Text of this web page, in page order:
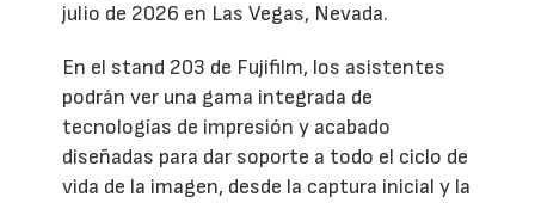
julio de 2026 en Las Vegas, Nevada.
En el stand 203 de Fujifilm, los asistentes
podrán ver una gama integrada de
tecnologías de impresión y acabado
diseñadas para dar soporte a todo el ciclo de
vida de la imagen, desde la captura inicial y la